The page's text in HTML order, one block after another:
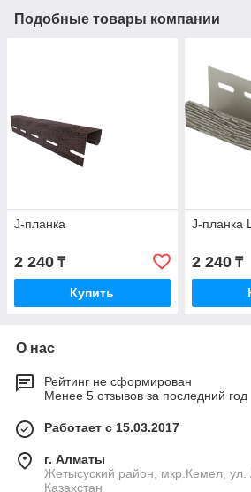
Подобные товары компании
J-планка
2 240 ₸
Купить
J-планка
2 240₸
О нас
Рейтинг не сформирован
Менее 5 отзывов за последний год
Работает с 15.03.2017
г. Алматы
Жетысуский район, мкр.Кемел, ул.
Казахстан